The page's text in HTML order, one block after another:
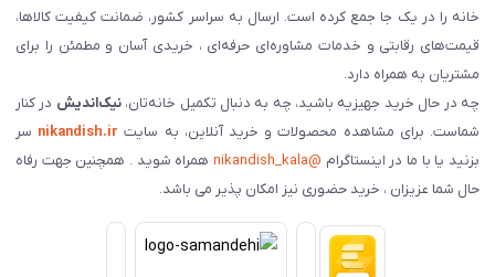
خانه را در یک جا جمع کرده است. ارسال به سراسر کشور، ضمانت کیفیت کالاها،
قیمت‌های رقابتی و خدمات مشاوره‌ای حرفه‌ای ، خریدی آسان و مطمئن را برای
مشتریان به همراه دارد.
چه در حال خرید جهیزیه باشید، چه به دنبال تکمیل خانه‌تان،نیک‌اندیش در کنار
شماست. برای مشاهده محصولات و خرید آنلاین، به سایت nikandish.ir سر
بزنید یا با ما در اینستاگرام @nikandish_kala
همراه شوید . همچنین جهت رفاه
حال شما عزیزان ، خرید حضوری نیز امکان پذیر می باشد.